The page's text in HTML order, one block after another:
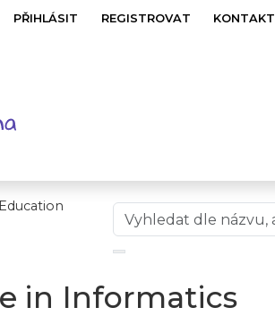
PŘIHLÁSIT REGISTROVAT KONTAKT
in Informatics